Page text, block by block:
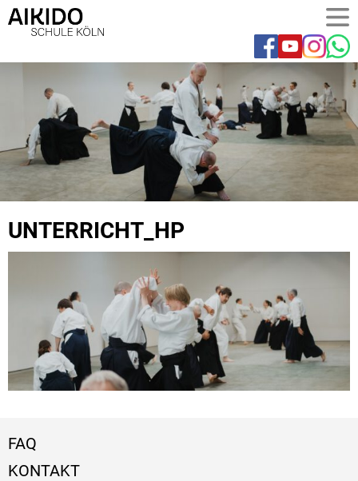
UNTERRICHT_HP
FAQ
KONTAKT